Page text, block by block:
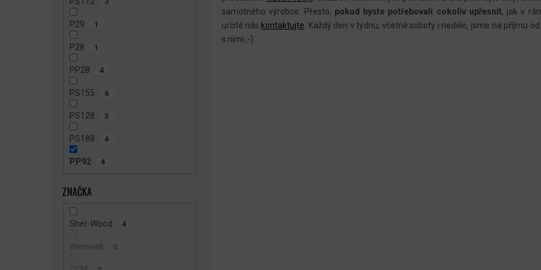
P29 1
P28 1
PP28 4
PS155 6
PS128 5
PS188 4
PP92 4
ZNAČKA
Sher-Wood 4
Winnwell 0
Í
P
samotného výrobce. Přesto, pokud byste potřebovali cokoliv upřesnit, jak v
určitě nás kontaktujte
Každý den v týdnu, včetně soboty i neděle, jsme na příjmu
s nimi ;-).